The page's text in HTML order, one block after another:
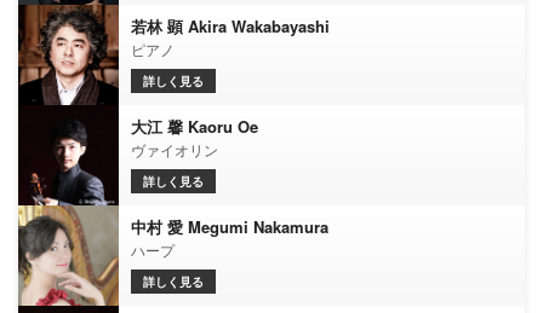
若林 顕 Akira Wakabayashi
ピアノ
詳しく見る
大江 馨 Kaoru Oe
ヴァイオリン
詳しく見る
中村 愛 Megumi Nakamura
ハープ
詳しく見る